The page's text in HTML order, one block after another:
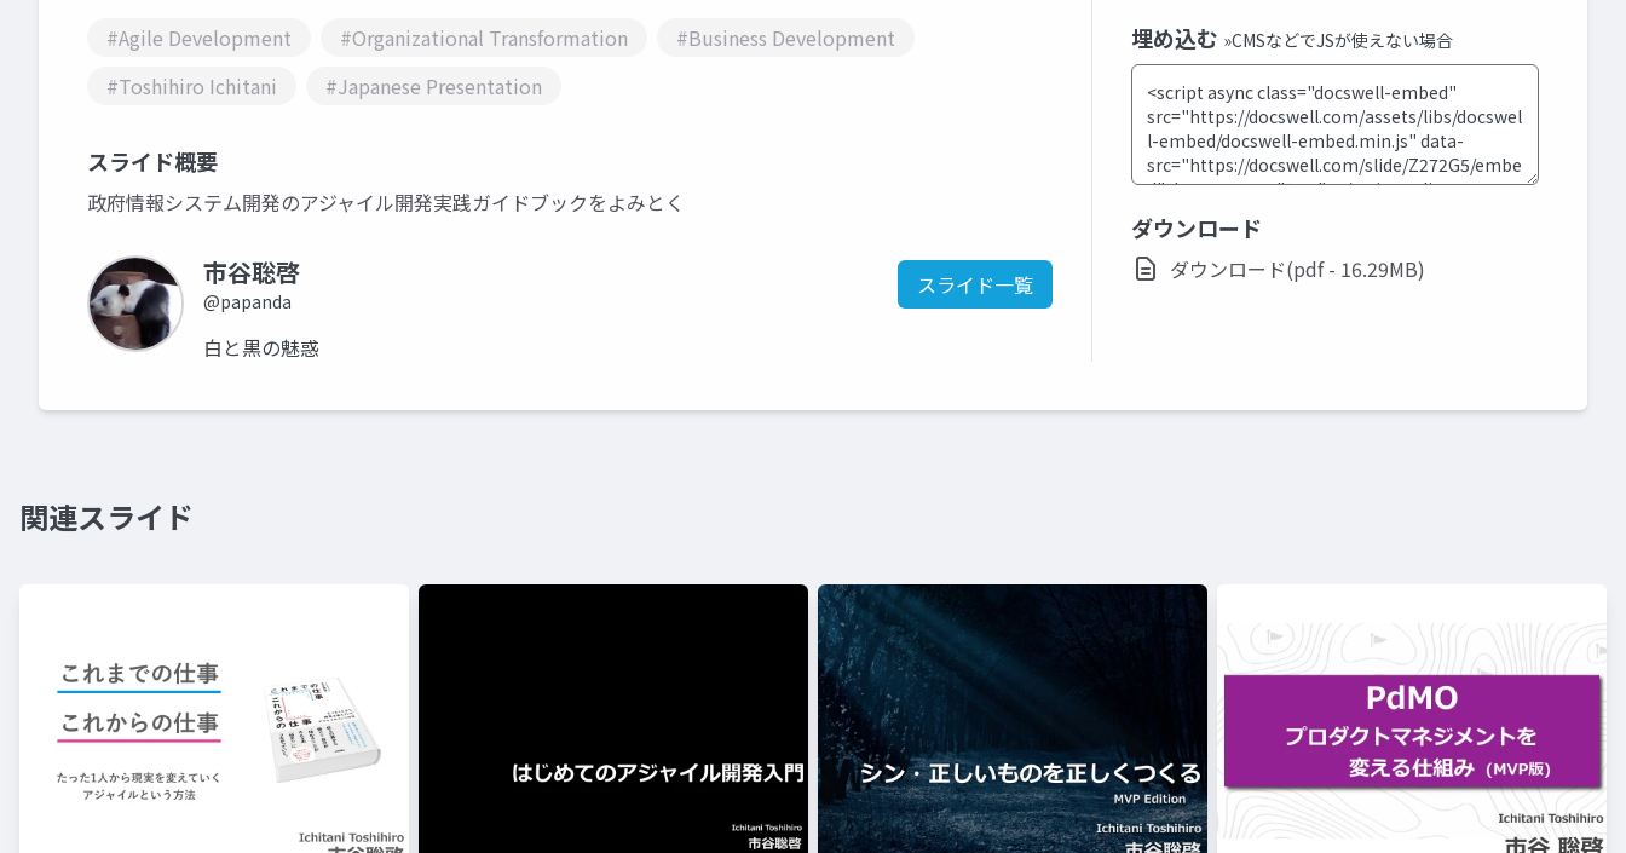
#Agile Development #Organizational Transformation
#Business Development
#Toshihiro Ichitani
#Japanese Presentation
スライド概要
政府情報システム開発のアジャイル開発実践ガイドブックをよみとく
市谷聡啓
@papanda
スライド一覧
白と黒の魅惑
埋め込む »CMSなどでJSが使えない場合
ダウンロード
ダウンロード(pdf - 16.29MB)
関連スライド